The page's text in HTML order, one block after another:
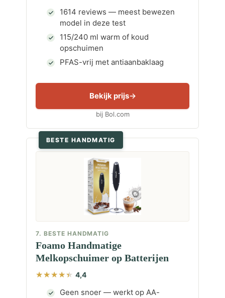
1614 reviews — meest bewezen
model in deze test
115/240 ml warm of koud
opschuimen
PFAS-vrij met antiaanbaklaag
Bekijk prijs
bij Bol.com
BESTE HANDMATIG
7. BESTE HANDMATIG
Foamo Handmatige
Melkopschuimer op Batterijen
4,4
Geen snoer — werkt op AA-